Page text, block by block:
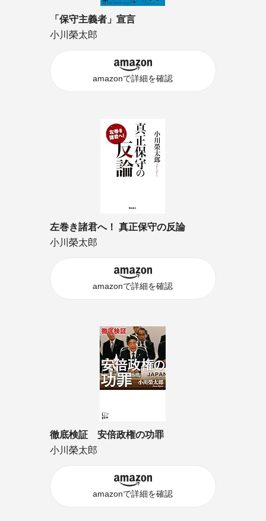
「保守主義者」宣言
小川榮太郎
amazonで詳細を確認
左巻き諸君へ！ 真正保守の反論
小川榮太郎
amazonで詳細を確認
徹底検証 安倍政権の功罪
小川榮太郎
amazonで詳細を確認